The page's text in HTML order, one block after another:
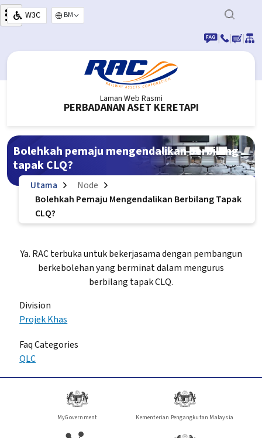
Langkau ke kandungan utama
W3C
Select your language
|
| |
Laman Web Rasmi
PERBADANAN ASET KERETAPI
Bolehkah pemaju mengendalikan berbilang
tapak CLQ?
Utama
Node
Bolehkah Pemaju Mengendalikan Berbilang Tapak
CLQ?
Ya. RAC terbuka untuk bekerjasama dengan pembangun
berkebolehan yang berminat dalam mengurus
berbilang tapak CLQ.
Division
Projek Khas
Faq Categories
QLC
MyGovernment Kementerian Pengangkutan Malaysia